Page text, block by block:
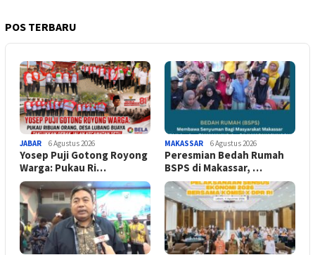
POS TERBARU
JABAR 6 Agustus 2026
Yosep Puji Gotong Royong
Warga: Pukau Ri…
MAKASSAR 6 Agustus 2026
Peresmian Bedah Rumah
BSPS di Makassar, …